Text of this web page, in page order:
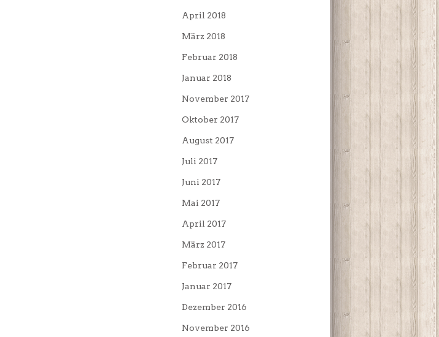
April 2018
März 2018
Februar 2018
Januar 2018
November 2017
Oktober 2017
August 2017
Juli 2017
Juni 2017
Mai 2017
April 2017
März 2017
Februar 2017
Januar 2017
Dezember 2016
November 2016